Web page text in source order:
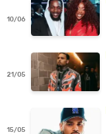
10/06
21/05
15/05